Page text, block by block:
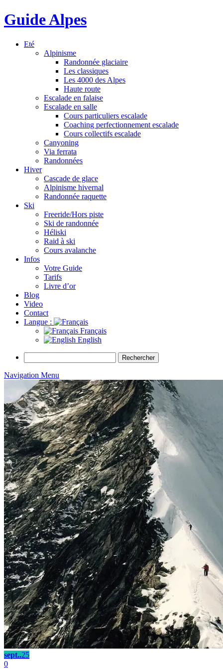
Guide Alpes
Eté
Alpinisme
Randonnée glaciaire
Les classiques
Les 4000 des Alpes
Haute route
Escalade en falaise
Escalade en salle
Cours particuliers escalade
Coaching perfectionnement escalade
Cours collectifs escalade
Canyoning
Via ferrata
Randonnées
Hiver
Cascade de glace
Alpinisme hivernal
Randonnée raquette
Ski
Freeride/Hors piste
Ski de randonnée
Héliski
Raid à ski
Cours avalanche
Infos
Votre Guide
Tarifs
Livre d’or
Blog
Video
Contact
Langue :
Français
English
Navigation Menu
sept..25
0